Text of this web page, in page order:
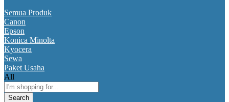
Semua Produk
Canon
Epson
Konica Minolta
Kyocera
Sewa
Paket Usaha
All
Search